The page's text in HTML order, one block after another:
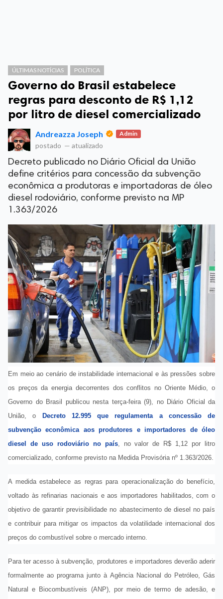
ÚLTIMAS NOTÍCIAS POLÍTICA
Governo do Brasil estabelece
regras para desconto de R$ 1,12
por litro de diesel comercializado
Andreazza Joseph Admin
postado — atualizado
Decreto publicado no Diário Oficial da União
define critérios para concessão da subvenção
econômica a produtoras e importadoras de óleo
diesel rodoviário, conforme previsto na MP
1.363/2026
Em meio ao cenário de instabilidade internacional e às pressões sobre
os preços da energia decorrentes dos conflitos no Oriente Médio, o
Governo do Brasil publicou nesta terça-feira (9), no Diário Oficial da
União, o
Decreto 12.995 que regulamenta a concessão de
subvenção econômica aos produtores e importadores de óleo
diesel de uso rodoviário no país, no valor de R$ 1,12 por litro
comercializado, conforme previsto na Medida Provisória nº 1.363/2026.
A medida estabelece as regras para operacionalização do benefício,
voltado às refinarias nacionais e aos importadores habilitados, com o
objetivo de garantir previsibilidade no abastecimento de diesel no país
e contribuir para mitigar os impactos da volatilidade internacional dos
preços do combustível sobre o mercado interno.
Para ter acesso à subvenção, produtores e importadores deverão aderir
formalmente ao programa junto à Agência Nacional do Petróleo, Gás
Natural e Biocombustíveis (ANP), por meio de termo de adesão, e